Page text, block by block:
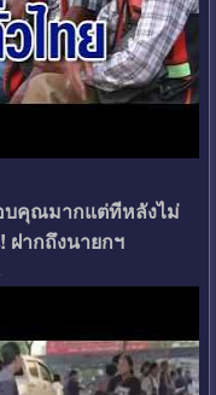
บคุณมากแต่ทีหลังไม่
ฝากถึงนายกฯ